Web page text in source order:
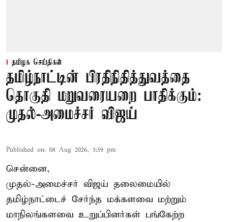
தமிழக செய்திகள்
தமிழ்நாட்டின் பிரதிநிதித்துவத்தை
தொகுதி மறுவரையறை பாதிக்கும்:
முதல்-அமைச்சர் விஜய்
Published on: 08 Aug 2026, 3:59 pm
சென்னை,
முதல்-அமைச்சர் விஜய் தலைமையில்
தமிழ்நாட்டைச் சேர்ந்த மக்களவை மற்றும்
மாநிலங்களவை உறுப்பினர்கள் பங்கேற்ற